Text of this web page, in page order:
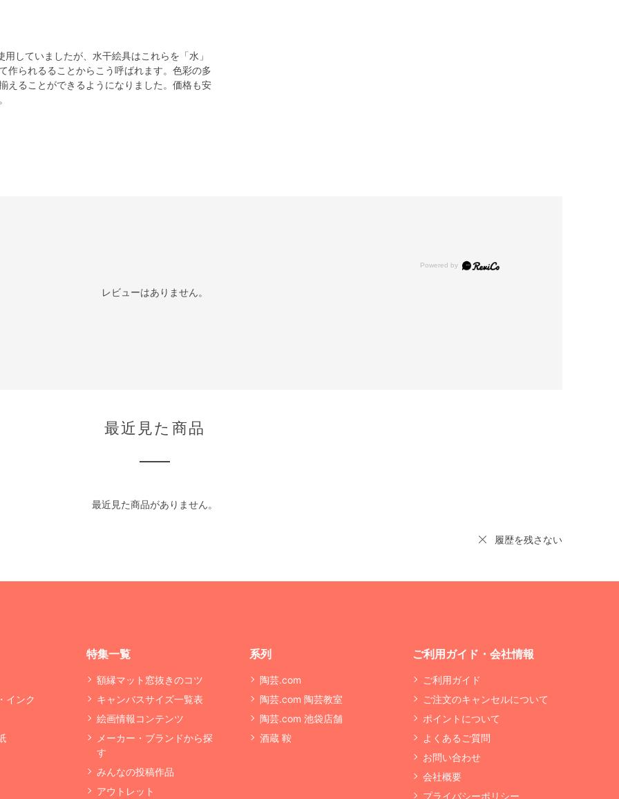
していましたが、水干絵具はこれらを「水」
作られるることからこう呼ばれます。色彩の多
えることができるようになりました。価格も安
レビューはありません。
最近見た商品
最近見た商品がありません。
履歴を残さない
インク
特集一覧
額縁マット窓抜きのコツ
キャンバスサイズ一覧表
絵画情報コンテンツ
メーカー・ブランドから探
す
みんなの投稿作品
アウトレット
系列
陶芸.com
陶芸.com 陶芸教室
陶芸.com 池袋店舗
酒蔵 鞍
ご利用ガイド・会社情報
ご利用ガイド
ご注文のキャンセルについて
ポイントについて
よくあるご質問
お問い合わせ
会社概要
プライバシーポリシー